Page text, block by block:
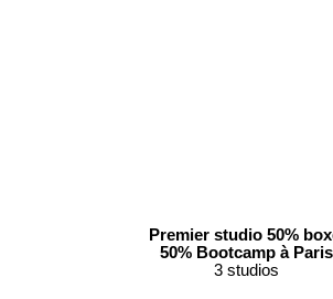
Premier studio 50%
50% Bootcamp à Paris
3 studios